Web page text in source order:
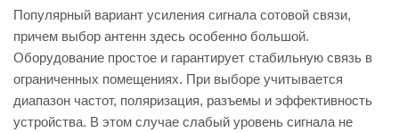
Популярный вариант усиления сигнала сотовой связи,
причем выбор антенн здесь особенно большой.
Оборудование простое и гарантирует стабильную связь в
ограниченных помещениях. При выборе учитывается
диапазон частот, поляризация, разъемы и эффективность
устройства. В этом случае слабый уровень сигнала не